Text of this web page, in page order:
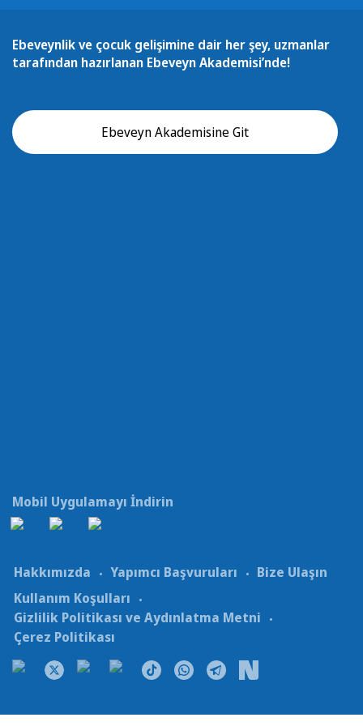
Ebeveynlik ve çocuk gelişimine dair her şey, uzmanlar
tarafından hazırlanan Ebeveyn Akademisi’nde!
Ebeveyn Akademisine Git
Mobil Uygulamayı İndirin
Hakkımızda Yapımcı Başvuruları
Bize Ulaşın
Kullanım Koşulları
Gizlilik Politikası ve Aydınlatma Metni
Çerez Politikası